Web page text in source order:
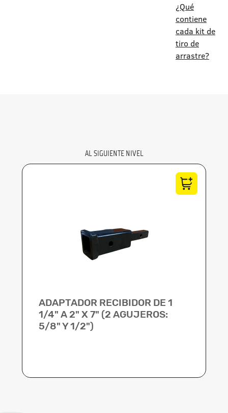
¿Qué
contiene
cada kit de
tiro de
arrastre?
AL SIGUIENTE NIVEL
ADAPTADOR RECIBIDOR DE 1
1/4" A 2" X 7" (2 AGUJEROS:
5/8" Y 1/2")